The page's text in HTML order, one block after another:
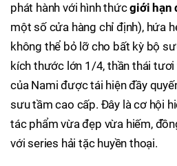
phát hành với hình thứcgiới hạn
một số cửa hàng chỉ định), hứa
không thể bỏ lỡ cho bất kỳ bộ
kích thước lớn 1/4, thần thái
của Nami được tái hiện đầy
sưu tầm cao cấp. Đây là cơ hội
tác phẩm vừa đẹp vừa hiếm,
với series hải tặc huyền thoại.